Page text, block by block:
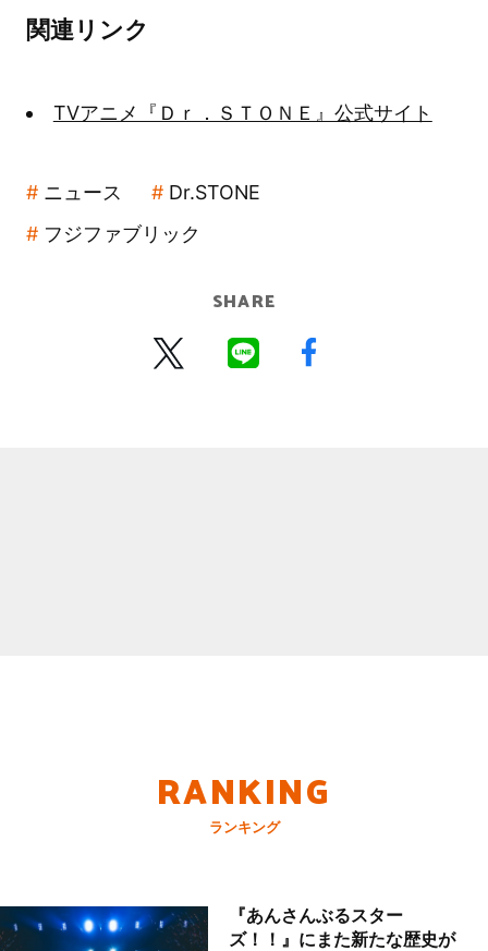
関連リンク
TVアニメ『Ｄｒ．ＳＴＯＮＥ』公式サイト
ニュース
Dr.STONE
フジファブリック
SHARE
RANKING
ランキング
『あんさんぶるスター
ズ！！』にまた新たな歴史が